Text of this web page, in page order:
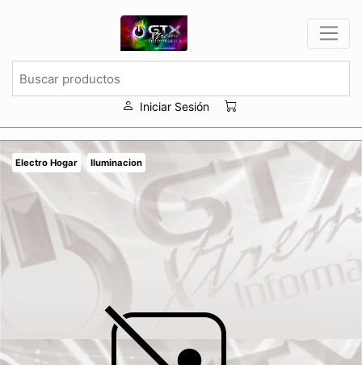
Iniciar Sesión
Electro Hogar Iluminacion